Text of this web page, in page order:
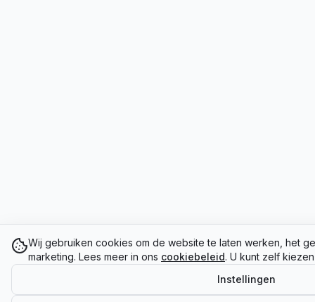
Wij gebruiken cookies om de website te laten werken, het
marketing. Lees meer in ons cookiebeleid. U kunt zelf
Instellingen